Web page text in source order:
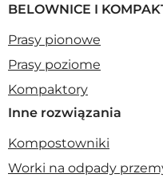
BELOWNICE I
Prasy pionowe
Prasy poziome
Kompaktory
Inne rozwiązania
Kompostowniki
Worki na odpady